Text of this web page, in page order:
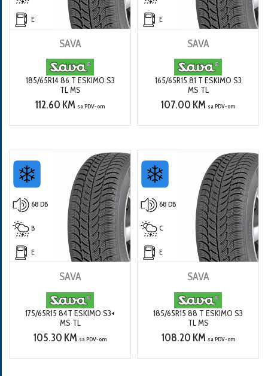
E
SAVA
185/65R14 86 T ESKIMO S3
TL MS
112.60 KM sa PDV-om
E
SAVA
165/65R15 81 T ESKIMO S3
MS TL
107.00 KM sa PDV-om
68 DB
B
E
SAVA
175/65R15 84T ESKIMO S3+
MS TL
105.30 KM sa PDV-om
68 DB
C
E
SAVA
185/65R15 88 T ESKIMO S3
TL MS
108.20 KM sa PDV-om